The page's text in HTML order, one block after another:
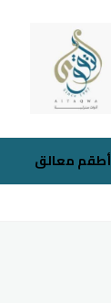
أطقم معالق